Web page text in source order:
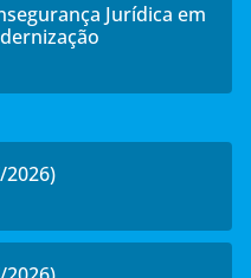
Jurídica em